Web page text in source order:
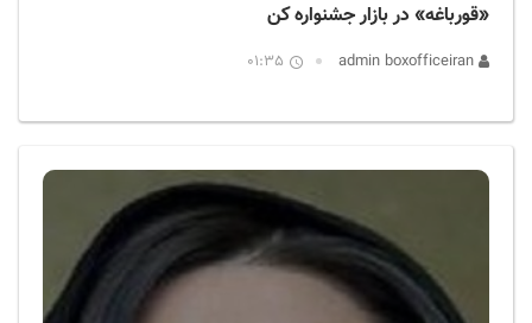
«قورباغه» در بازار جشنواره کن
01:35